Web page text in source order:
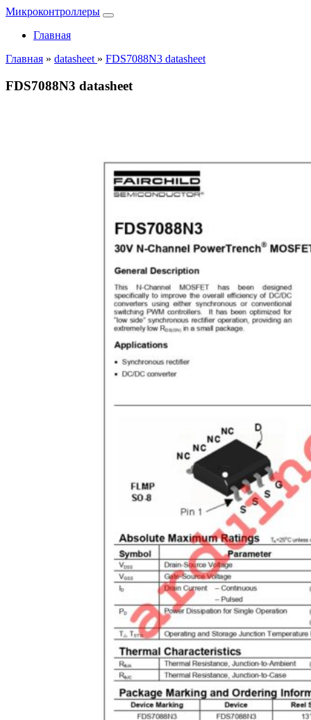
Микроконтроллеры
Главная
Главная » datasheet » FDS7088N3 datasheet
FDS7088N3 datasheet